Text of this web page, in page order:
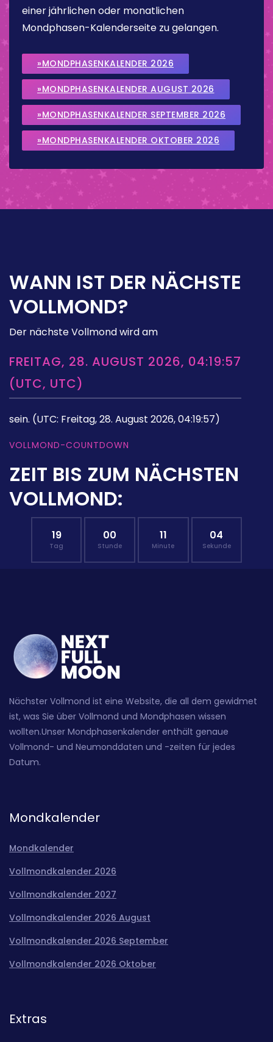
einer jährlichen oder monatlichen
Mondphasen-Kalenderseite zu gelangen.
»MONDPHASENKALENDER 2026
»MONDPHASENKALENDER AUGUST 2026
»MONDPHASENKALENDER SEPTEMBER 2026
»MONDPHASENKALENDER OKTOBER 2026
WANN IST DER NÄCHSTE
VOLLMOND?
Der nächste Vollmond wird am
FREITAG, 28. AUGUST 2026, 04:19:57
(UTC, UTC)
sein. (UTC: Freitag, 28. August 2026, 04:19:57)
VOLLMOND-COUNTDOWN
ZEIT BIS ZUM NÄCHSTEN
VOLLMOND:
19
Tag
00
Stunde
11
Minute
03
Sekunde
Nächster Vollmond ist eine Website, die all dem gewidmet
ist, was Sie über Vollmond und Mondphasen wissen
wollten.Unser Mondphasenkalender enthält genaue
Vollmond- und Neumonddaten und -zeiten für jedes
Datum.
Mondkalender
Mondkalender
Vollmondkalender 2026
Vollmondkalender 2027
Vollmondkalender 2026 August
Vollmondkalender 2026 September
Vollmondkalender 2026 Oktober
Extras